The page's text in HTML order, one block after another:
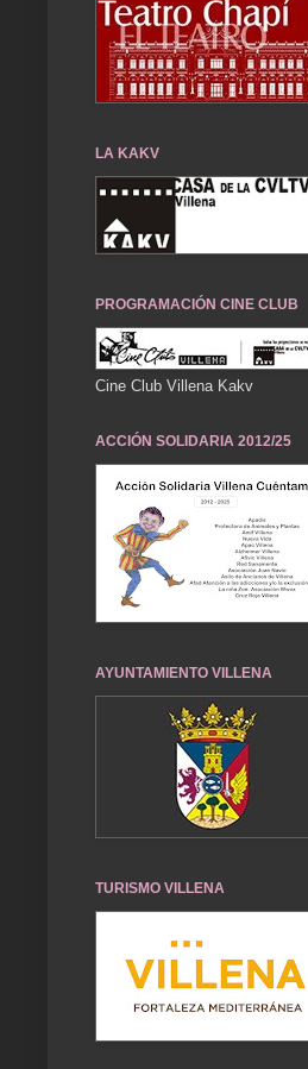
LA KAKV
PROGRAMACIÓN CINE CLUB
Cine Club Villena Kakv
ACCIÓN SOLIDARIA 2012/25
AYUNTAMIENTO VILLENA
TURISMO VILLENA